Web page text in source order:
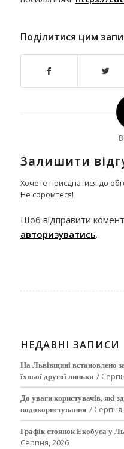
Поділитися цим
Залишити
Хочете приєднатися до
Не соромтеся!
Щоб відправити
авторизуватись.
НЕДАВНІ ЗАПИСИ
На Львівщині встановлено
їхньої другої линьки 7
До уваги користувачів, які
водокористування 7
Графік стоянок Екобуса у
Серпня, 2026